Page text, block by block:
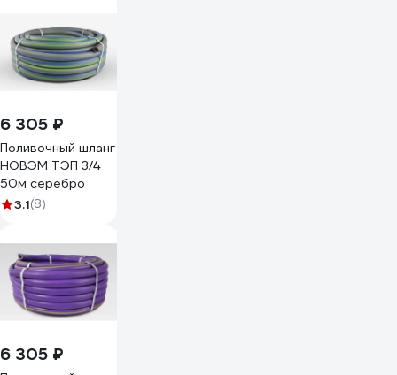
6 305 ₽
Поливочный шланг
НОВЭМ ТЭП 3/4
50м серебро
3.1(8)
6 305 ₽